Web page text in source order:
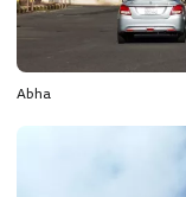
Abha